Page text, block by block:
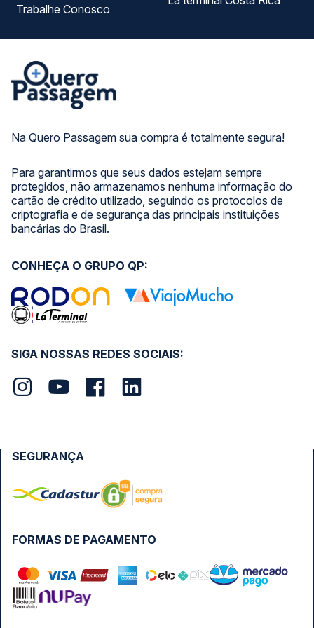
Na Quero Passagem sua compra é totalmente segura!
Para garantirmos que seus dados estejam sempre
protegidos, não armazenamos nenhuma informação do
cartão de crédito utilizado, seguindo os protocolos de
criptografia e de segurança das principais instituições
bancárias do Brasil.
Trabalhe Conosco
SIGA NOSSAS REDES SOCIAIS:
CONHEÇA O GRUPO QP:
FORMAS DE PAGAMENTO
SEGURANÇA